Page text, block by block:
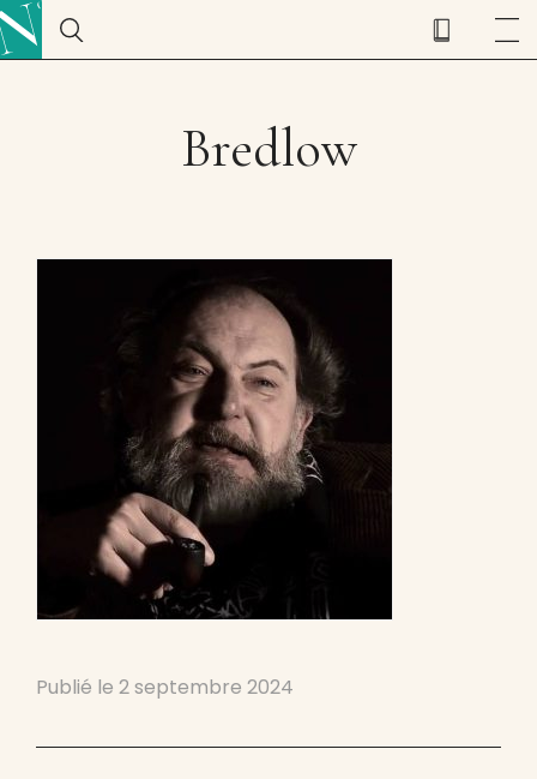
Bredlow
Publié le 2 septembre 2024